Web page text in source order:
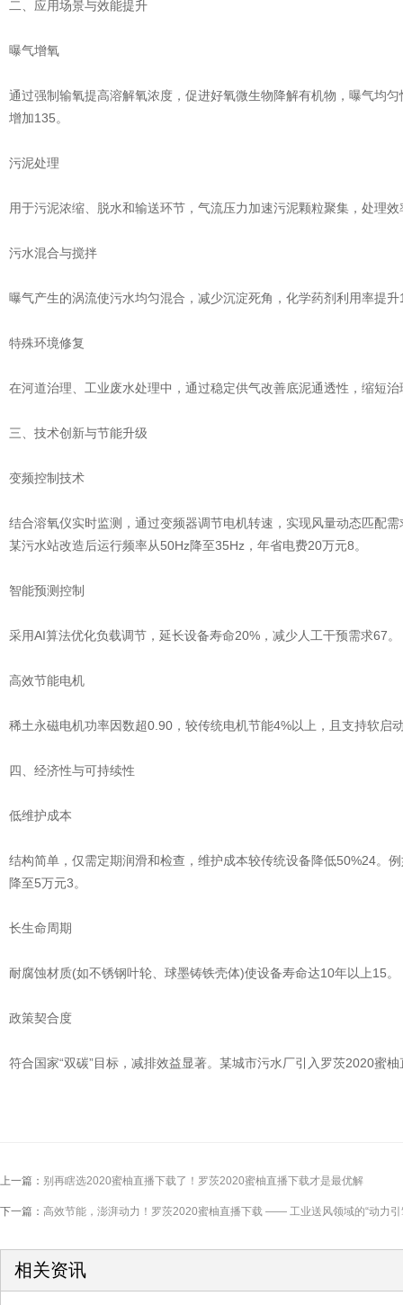
二、应用场景与效能提升
曝气增氧
通过强制输氧提高溶解氧浓度，促进好氧微生物降解有机物，曝气均
增加135。
污泥处理
用于污泥浓缩、脱水和输送环节，气流压力加速污泥颗粒聚集，处理
污水混合与搅拌
曝气产生的涡流使污水均匀混合，减少沉淀死角，化学药剂利用率提
特殊环境修复
在河道治理、工业废水处理中，通过稳定供气改善底泥通透性，缩短
三、技术创新与节能升级
变频控制技术
结合溶氧仪实时监测，通过变频器调节电机转速，实现风量动态匹配
某污水站改造后运行频率从50Hz降至35Hz，年省电费20万元8。
智能预测控制
采用AI算法优化负载调节，延长设备寿命20%，减少人工干预需求67。
高效节能电机
稀土永磁电机功率因数超0.90，较传统电机节能4%以上，且支持软启
四、经济性与可持续性
低维护成本
结构简单，仅需定期润滑和检查，维护成本较传统设备降低50%24。
降至5万元3。
长生命周期
耐腐蚀材质(如不锈钢叶轮、球墨铸铁壳体)使设备寿命达10年以上15。
政策契合度
符合国家“双碳”目标，减排效益显著。某城市污水厂引入罗茨2020蜜
上一篇： 别再瞎选2020蜜柚直播下载了！罗茨2020蜜柚直播下载才是最优解
下一篇： 高效节能，澎湃动力！罗茨2020蜜柚直播下载 —— 工业送风领域的“动力引
相关资讯